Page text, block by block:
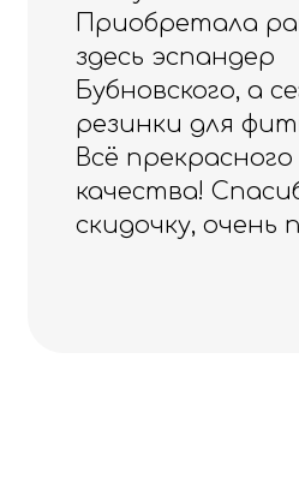
сегодня -
за
приятно!